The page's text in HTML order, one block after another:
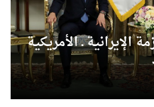
الإيرانية ـ الأمريكية